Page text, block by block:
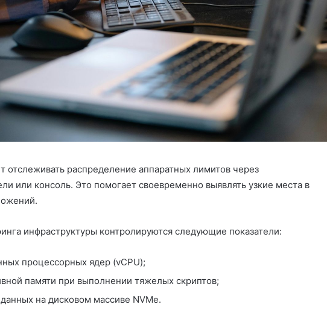
распределение аппаратных лимитов через
или консоль. Это помогает своевременно выявлять узкие места в
инфраструктуры контролируются следующие показатели:
процессорных ядер (vCPU);
памяти при выполнении тяжелых скриптов;
на дисковом массиве NVMe.